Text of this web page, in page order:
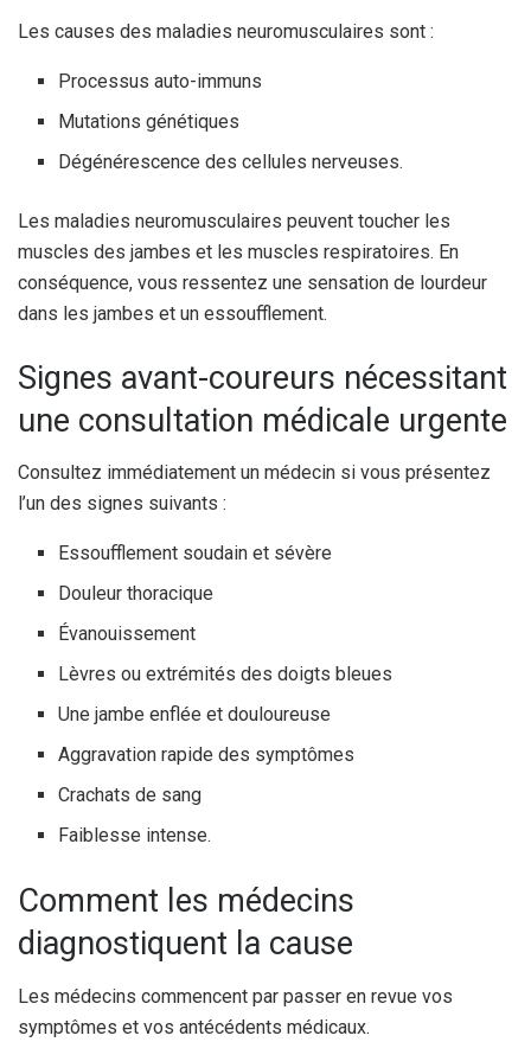
Les causes des maladies neuromusculaires sont :
Processus auto-immuns
Mutations génétiques
Dégénérescence des cellules nerveuses.
Les maladies neuromusculaires peuvent toucher les
muscles des jambes et les muscles respiratoires. En
conséquence, vous ressentez une sensation de lourdeur
dans les jambes et un essoufflement.
Signes avant-coureurs nécessitant
une consultation médicale urgente
Consultez immédiatement un médecin si vous présentez
l’un des signes suivants :
Essoufflement soudain et sévère
Douleur thoracique
Évanouissement
Lèvres ou extrémités des doigts bleues
Une jambe enflée et douloureuse
Aggravation rapide des symptômes
Crachats de sang
Faiblesse intense.
Comment les médecins
diagnostiquent la cause
Les médecins commencent par passer en revue vos
symptômes et vos antécédents médicaux.